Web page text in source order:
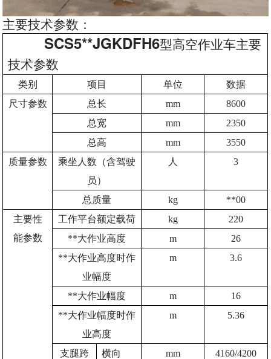
主要技术参数：
SCS5**JGKDFH6型高空作业车主要
技术参数
类别 项目 单位
数据
尺寸参数
总长 mm
8600
总宽
mm
2350
总高
mm
3550
质量参数
乘坐人数（含驾驶
员）
人 3
总质量 kg
**00
主要性
能参数
工作平台额定载荷 kg
220
**大作业高度
m
26
**大作业高度时作
业幅度
m 3.6
**大作业幅度 m
16
**大作业幅度时作
业高度
m 5.36
支腿跨
横向 mm
4160/4200